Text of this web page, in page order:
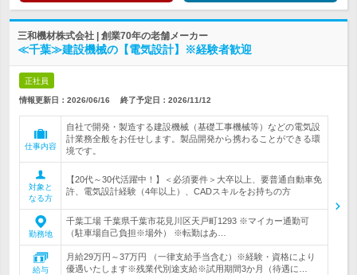
三和機材株式会社 | 創業70年の老舗メーカー
≪千葉≫建設機械の【電気設計】※経験者歓迎
正社員
情報更新日：2026/06/16 終了予定日： 2026/11/12
仕事内容
自社で開発・製造する建設機械（基礎工事機械等）などの電気設
計業務全般をお任せします。製品開発から携わることができる環
境です。
対象と
なる方
【20代～30代活躍中！】＜必須要件＞大卒以上、要普通自動車免
許、電気設計経験（4年以上）、CADスキルをお持ちの方
勤務地
千葉工場 千葉県千葉市花見川区天戸町1293 ※マイカー通勤可
（駐車場自己負担※場外） ※転勤はあ…
給与
月給29万円～37万円 （一律支給手当含む）※経験・資格により
優遇いたします※残業代別途支給※試用期間3か月（待遇に…